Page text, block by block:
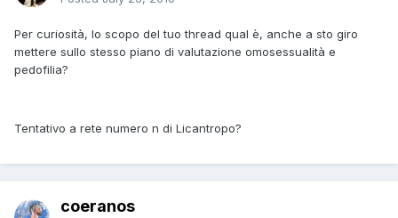
Per curiosità, lo scopo del tuo thread qual è, anche a sto giro
mettere sullo stesso piano di valutazione omosessualità e
pedofilia?
Tentativo a rete numero n di Licantropo?
coeranos